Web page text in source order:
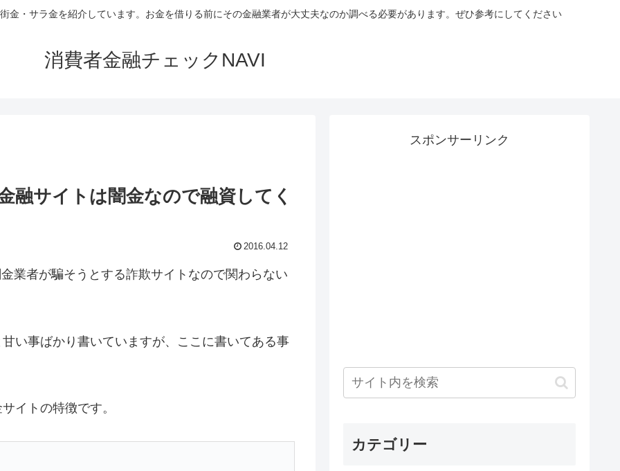
金・サラ金を紹介しています。お金を借りる前にその金融業者が大丈夫なのか調べる必要があります。ぜひ参考にしてください
消費者金融チェックNAVI
融サイトは闇金なので融資してく
2016.04.12
業者が騙そうとする詐欺サイトなので関わらない
い事ばかり書いていますが、ここに書いてある事
イトの特徴です。
スポンサーリンク
カテゴリー